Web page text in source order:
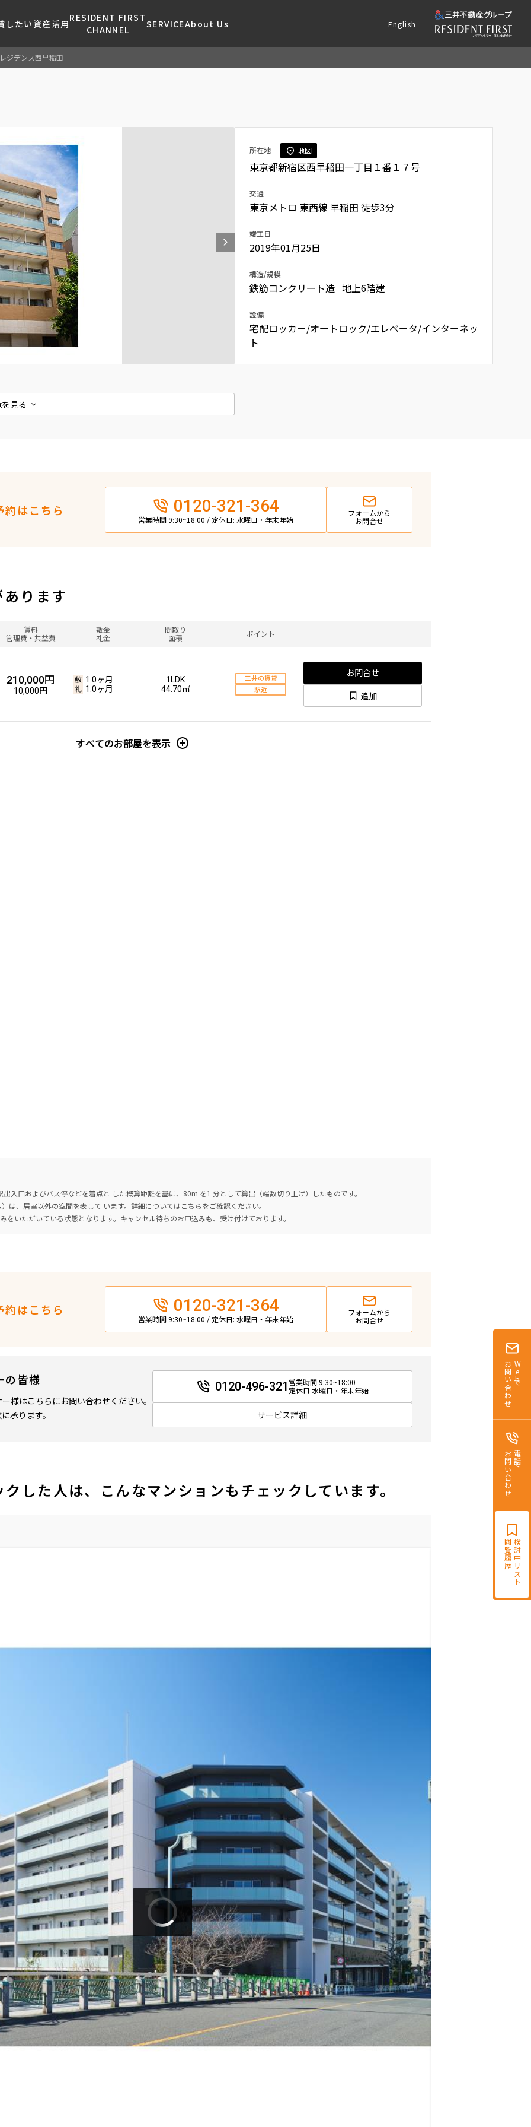
したい 資産活用
RESIDENT FIRST
CHANNEL
SERVICEAbout Us
採用情報
ニュースリリース
お問い合わせ
駅・沿線から探す
地図から探す
キーワードから探す
新着情報から探す
ニュースから探す
新着募集情報
当社限定(港区・渋谷区以外)
住まいのコラム
RESIDENT FIRST
MEMBERS登録
MEMBERS登録
ご入居・提携サービス
お部屋探しからご契約まで
よくあるご質問
社宅紹介
【仲介会社様向け】当社仲介
事業部取り扱い物件入居申
込
English
Webで
お問い合わせ
電話で
お問い合わせ
検討中リスト
閲覧履歴
レジデンス西早稲田
見る
所在地 地図
東京都新宿区西早稲田一丁目１番１７号
交通
東京メトロ 東西線 早稲田 徒歩3分
竣工日
2019年01月25日
構造/規模
鉄筋コンクリート造 地上6階建
設備
宅配ロッカー/オートロック/エレベータ/インターネッ
ト
約はこちら 0120-321-364
営業時間 9:30~18:00 / 定休日: 水曜日・年末年始
フォームから
お問合せ
ります
賃料
管理費・共益費
敷金
礼金
間取り
面積
ポイント
210,000円
10,000円
1.0ヶ月
1.0ヶ月
1LDK
44.70㎡
三井の賃貸
駅近
お問合せ
追加
すべてのお部屋を表示
入口およびバス停などを着点と した概算距離を基に、80m を1 分として算出（端数切り上げ）したものです。
は、居室以外の空間を表して います。詳細についてはこちらをご確認ください。
をいただいている状態となります。キャンセル待ちのお申込みも、受け付けております。
約はこちら 0120-321-364
営業時間 9:30~18:00 / 定休日: 水曜日・年末年始
フォームから
お問合せ
の皆様
様はこちらにお問い合わせください。
承ります。
0120-496-321 営業時間 9:30~18:00
定休日 水曜日・年末年始
サービス詳細
した人は、こんなマンションもチェックしています。